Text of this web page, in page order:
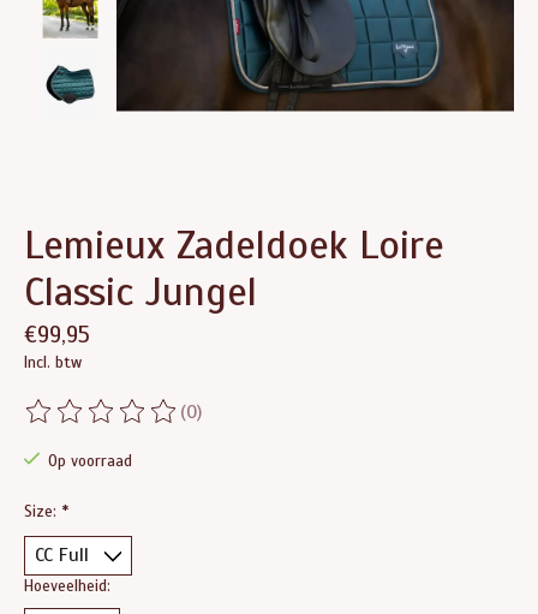
Lemieux Zadeldoek Loire
Classic Jungel
€99,95
Incl. btw
De beoordeling van dit product is
(0)
Op voorraad
Size: *
Hoeveelheid: